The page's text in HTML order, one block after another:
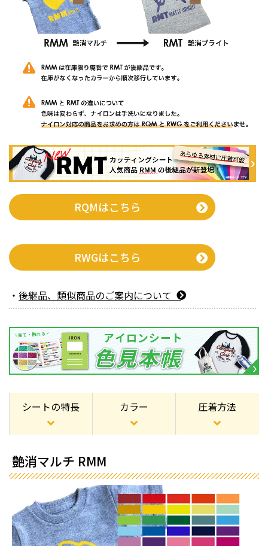
RQMはこちら
RWGはこちら
後継品、類似商品のご案内について
シートの特長 カラー 圧着方法
艶消マルチ RMM